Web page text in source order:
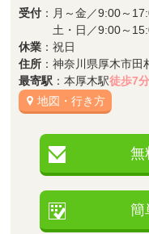
受付 ：月～金／9:00～
土・日／9:00～
休業 ：祝日
住所 ：神奈川県厚木市
最寄駅 ：本厚木駅徒歩7分
地図・行き方
無
簡